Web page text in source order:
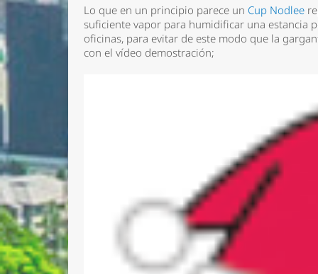
Lo que en un principio parece un Cup Nodlee
suficiente vapor para humidificar una estancia
oficinas, para evitar de este modo que la
con el vídeo demostración;
Nombre *